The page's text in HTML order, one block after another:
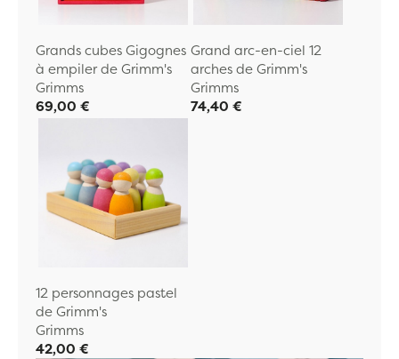
Grands cubes Gigognes
à empiler de Grimm's
Grimms
69,00 €
Grand arc-en-ciel 12
arches de Grimm's
Grimms
74,40 €
12 personnages pastel
de Grimm's
Grimms
42,00 €